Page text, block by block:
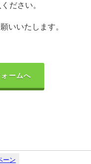
ださい。
いいたします。
ームへ
ーン